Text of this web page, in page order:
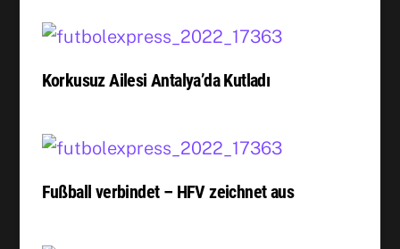
Korkusuz Ailesi Antalya’da Kutladı
Fußball verbindet – HFV zeichnet aus